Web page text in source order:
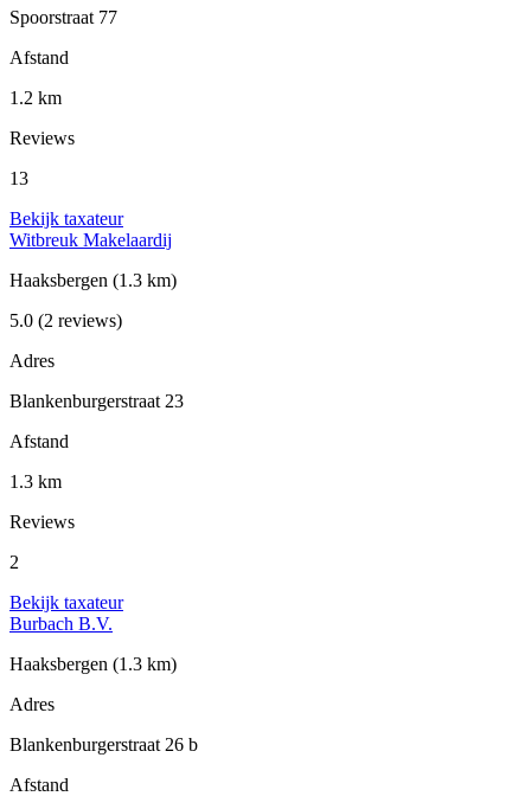
Spoorstraat 77
Afstand
1.2 km
Reviews
13
Bekijk taxateur
Witbreuk Makelaardij
Haaksbergen (1.3 km)
5.0 (2 reviews)
Adres
Blankenburgerstraat 23
Afstand
1.3 km
Reviews
2
Bekijk taxateur
Burbach B.V.
Haaksbergen (1.3 km)
Adres
Blankenburgerstraat 26 b
Afstand